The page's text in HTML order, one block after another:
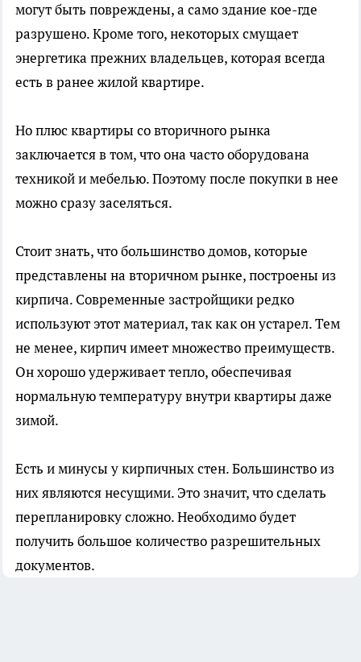
могут быть повреждены, а само здание кое-где
разрушено. Кроме того, некоторых смущает
энергетика прежних владельцев, которая всегда
есть в ранее жилой квартире.
Но плюс квартиры со вторичного рынка
заключается в том, что она часто оборудована
техникой и мебелью. Поэтому после покупки в нее
можно сразу заселяться.
Стоит знать, что большинство домов, которые
представлены на вторичном рынке, построены из
кирпича. Современные застройщики редко
используют этот материал, так как он устарел. Тем
не менее, кирпич имеет множество преимуществ.
Он хорошо удерживает тепло, обеспечивая
нормальную температуру внутри квартиры даже
зимой.
Есть и минусы у кирпичных стен. Большинство из
них являются несущими. Это значит, что сделать
перепланировку сложно. Необходимо будет
получить большое количество разрешительных
документов.